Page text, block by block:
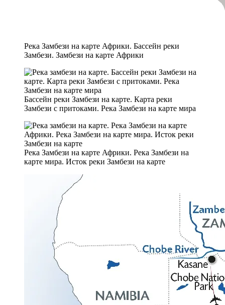
Река Замбези на карте Африки. Бассейн реки
Замбези. Замбези на карте Африки
Бассейн реки Замбези на карте. Карта реки
Замбези с притоками. Река Замбези на карте мира
Река Замбези на карте Африки. Река Замбези на
карте мира. Исток реки Замбези на карте